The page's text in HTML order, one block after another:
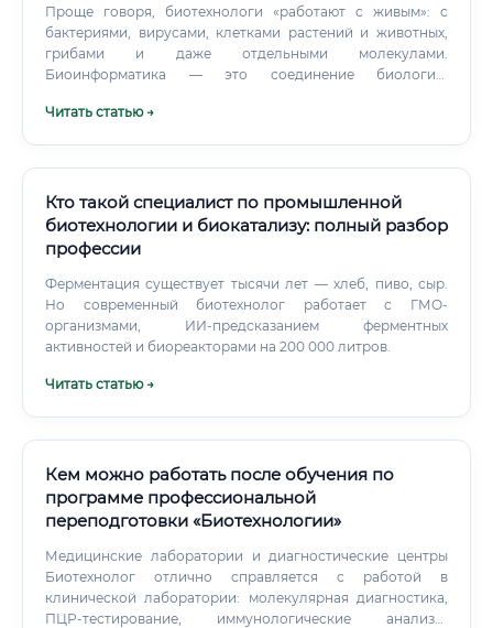
переводить лабораторные результаты в экономический
эффект, его ценность растёт.
Проще говоря, биотехнологи «работают с живым»: с
бактериями, вирусами, клетками растений и животных,
грибами и даже отдельными молекулами.
Биоинформатика — это соединение биологии,
создают алгоритмы и компьютерные модели, которые
Читать статью →
Кто такой специалист по промышленной
биотехнологии и биокатализу: полный разбор
профессии
Ферментация существует тысячи лет — хлеб, пиво, сыр.
Но современный биотехнолог работает с ГМО-
организмами, ИИ-предсказанием ферментных
активностей и биореакторами на 200 000 литров.
Читать статью →
Кем можно работать после обучения по
программе профессиональной
переподготовки «Биотехнологии»
Медицинские лаборатории и диагностические центры
Биотехнолог отлично справляется с работой в
клинической лаборатории: молекулярная диагностика,
ПЦР-тестирование, иммунологические анализы,